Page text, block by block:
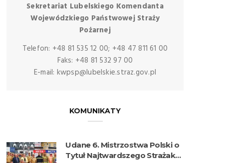
Sekretariat Lubelskiego Komendanta
Wojewódzkiego Państwowej Straży
Pożarnej
Telefon: +48 81 535 12 00; +48 47 811 61 00
Faks: +48 81 532 97 00
E-mail: kwpsp@lubelskie.straz.gov.pl
KOMUNIKATY
Udane 6. Mistrzostwa Polski o
Tytuł Najtwardszego Strażaka